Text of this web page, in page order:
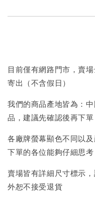
目前僅有網路門市，賣
寄出（不含假日）
我們的商品產地皆為：
品，建議先確認後再下單
各廠牌螢幕顯色不同以
下單的各位能夠仔細思考
賣場皆有詳細尺寸標示
外恕不接受退貨